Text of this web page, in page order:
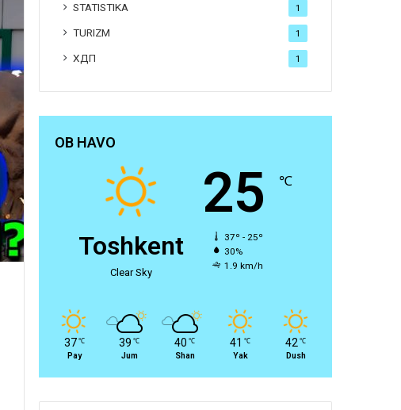
STATISTIKA 1
TURIZM 1
ХДП 1
OB HAVO
Toshkent
Clear Sky
25 ℃
37º - 25º
30%
1.9 km/h
37 ℃
Pay
39 ℃
Jum
40 ℃
Shan
41 ℃
Yak
42 ℃
Dush